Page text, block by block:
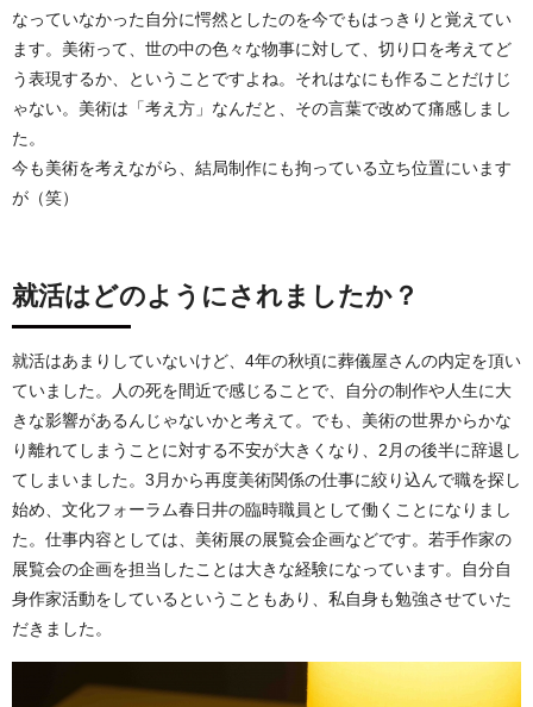
なっていなかった自分に愕然としたのを今でもはっきりと覚えてい
ます。美術って、世の中の色々な物事に対して、切り口を考えてど
う表現するか、ということですよね。それはなにも作ることだけじ
ゃない。美術は「考え方」なんだと、その言葉で改めて痛感しまし
た。
今も美術を考えながら、結局制作にも拘っている立ち位置にいます
が（笑）
就活はどのようにされましたか？
就活はあまりしていないけど、4年の秋頃に葬儀屋さんの内定を頂い
ていました。人の死を間近で感じることで、自分の制作や人生に大
きな影響があるんじゃないかと考えて。でも、美術の世界からかな
り離れてしまうことに対する不安が大きくなり、2月の後半に辞退し
てしまいました。3月から再度美術関係の仕事に絞り込んで職を探し
始め、文化フォーラム春日井の臨時職員として働くことになりまし
た。仕事内容としては、美術展の展覧会企画などです。若手作家の
展覧会の企画を担当したことは大きな経験になっています。自分自
身作家活動をしているということもあり、私自身も勉強させていた
だきました。